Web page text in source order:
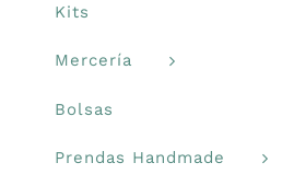
Kits
Mercería
Bolsas
Prendas Handmade